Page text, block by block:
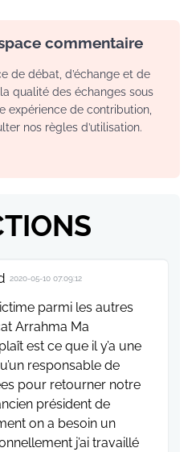
commentaire
de débat, d’échange et de
qualité des échanges sous
expérience de contribution,
nos règles d’utilisation.
2020-05-10 07:09:12
parmi les autres
Arrahma Ma
est ce que il y’a une
responsable de
pour retourner notre
président de
on a besoin un
j’ai travaillé